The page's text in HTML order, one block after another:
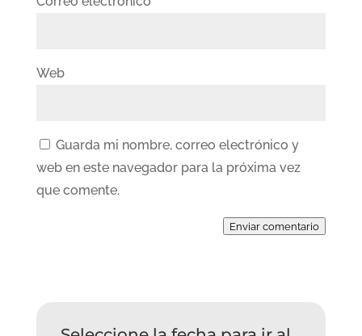
Web
Guarda mi nombre, correo electrónico y
web en este navegador para la próxima vez
que comente.
Enviar comentario